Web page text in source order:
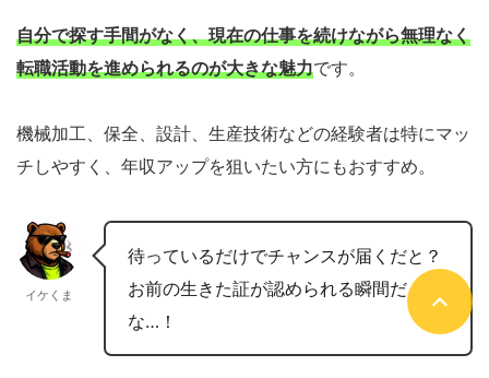
自分で探す手間がなく、現在の仕事を続けながら無理なく
転職活動を進められるのが大きな魅力です。
機械加工、保全、設計、生産技術などの経験者は特にマッ
チしやすく、年収アップを狙いたい方にもおすすめ。
イケくま
待っているだけでチャンスが届くだと？
お前の生きた証が認められる瞬間だ
な…！